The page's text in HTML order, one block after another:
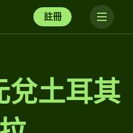
註冊
兌土耳其